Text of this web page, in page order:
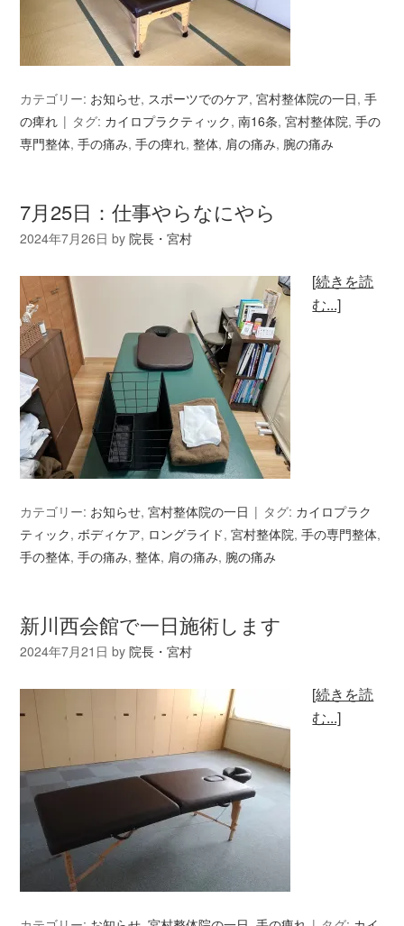
カテゴリー: お知らせ, スポーツでのケア,宮村整体院の一日,手
の痺れ
タグ: カイロプラクティック,南16条,宮村整体院,手の
専門整体,手の痛み,手の痺れ,整体, 肩の痛み, 腕の痛み
7月25日：仕事やらなにやら
2024年7月26日 by院長・宮村
[続きを読
む...]
カテゴリー: お知らせ,宮村整体院の一日 タグ: カイロプラク
ティック, ボディケア, ロングライド,宮村整体院,手の専門整体,
手の整体,手の痛み,整体, 肩の痛み, 腕の痛み
新川西会館で一日施術します
2024年7月21日 by院長・宮村
[続きを読
む...]